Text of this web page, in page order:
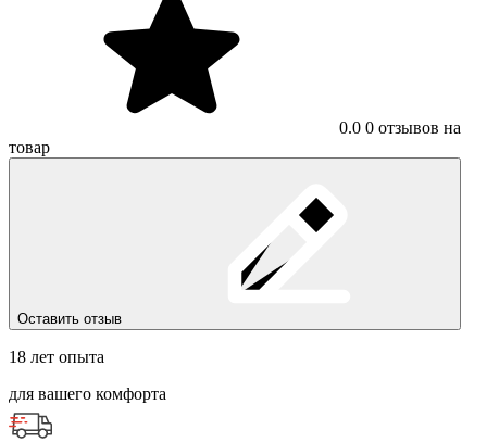
0.0 0 отзывов на
товар
Оставить отзыв
18 лет опыта
для вашего комфорта